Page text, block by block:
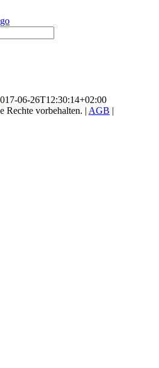
06-26T12:30:14+02:00
vorbehalten. | AGB |